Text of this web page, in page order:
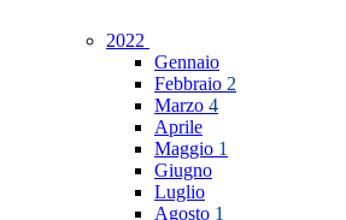
2022
Gennaio
Febbraio 2
Marzo 4
Aprile
Maggio 1
Giugno
Luglio
Agosto 1